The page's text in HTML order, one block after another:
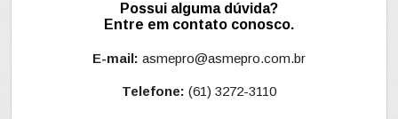
Possui alguma dúvida?
Entre em contato conosco.
E-mail: asmepro@asmepro.com.br
Telefone: (61) 3272-3110